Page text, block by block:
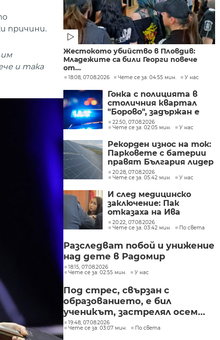
причини.
им
и така
Жестокото убийство в Пловдив:
Младежите са били Георги повече
от...
18:08, 07.08.2026 Чете се за: 04:55 мин. У нас
Гонка с полицията в
столичния квартал
"Борово", задържан е
мъж, у когото са
намерени 460 000 евро
22:50, 07.08.2026
Чете се за: 02:05 мин.
У нас
Рекорден износ на ток:
Парковете с батерии
правят България лидер
на пазара
20:28, 07.08.2026
Чете се за: 05:42 мин.
У нас
И след медицинско
заключение: Пак
отказаха на Ива
Михайлова да се лекува
в България
20:22, 07.08.2026
Чете се за: 03:42 мин.
По света
Разследват побой и унижение
над дете в Радомир
18:15, 07.08.2026
Чете се за: 02:55 мин.
У нас
Под стрес, свързан с
образованието, е бил
ученикът, застрелял осем...
19:48, 07.08.2026
Чете се за: 03:07 мин.
По света